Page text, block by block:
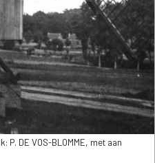
DE VOS-BLOMME, met aan